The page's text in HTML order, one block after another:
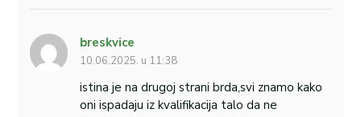
breskvice
10.06.2025. u 11:38
istina je na drugoj strani brda,svi znamo kako
oni ispadaju iz kvalifikacija talo da ne